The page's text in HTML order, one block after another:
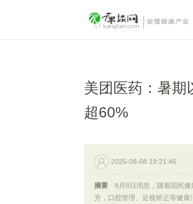
美团医药：暑期
超60%
2025-08-08 19:21:46
摘要
8月8日消息，随着国民健
升，口腔管理、近视矫正等健康